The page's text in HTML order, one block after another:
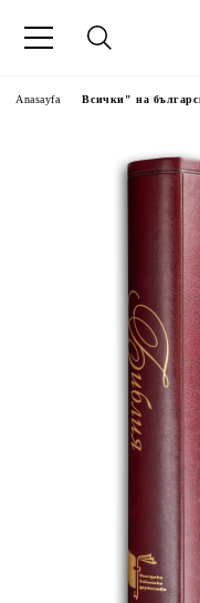
in Turkish.
Anasayfa Всички" на